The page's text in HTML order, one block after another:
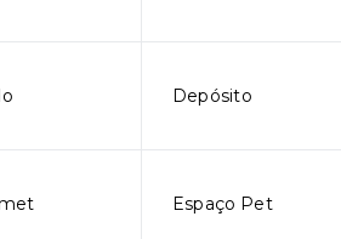
Depósito
Espaço Pet